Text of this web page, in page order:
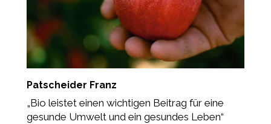
Patscheider Franz
„Bio leistet einen wichtigen Beitrag für eine
gesunde Umwelt und ein gesundes Leben“